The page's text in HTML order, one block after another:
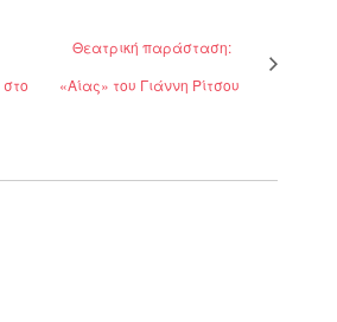
Θεατρική παράσταση:
«Αίας» του Γιάννη Ρίτσου